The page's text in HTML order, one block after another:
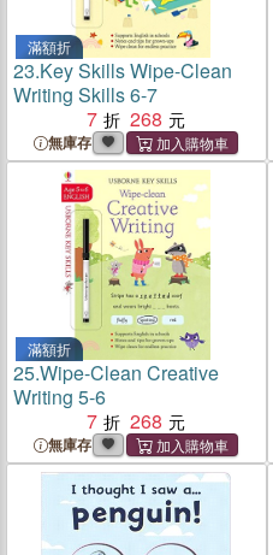
滿額折
23.Key Skills Wipe-Clean
Writing Skills 6-7
7
268
無庫存
滿額折
25.Wipe-Clean Creative
Writing 5-6
7
268
無庫存